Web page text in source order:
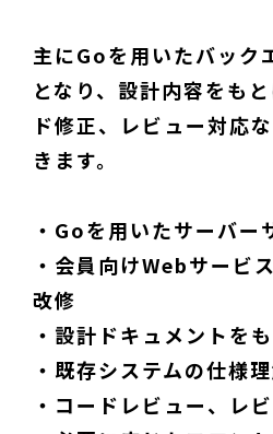
主にGoを用いたバック
となり、設計内容をも
ド修正、レビュー対応
きます。
・Goを用いたサーバー
・会員向けWebサービ
改修
・設計ドキュメントを
・既存システムの仕様
・コードレビュー、レ